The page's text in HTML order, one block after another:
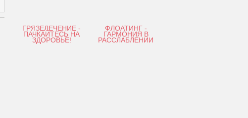
ГРЯЗЕЛЕЧЕНИЕ -
ПАЧКАЙТЕСЬ НА
ЗДОРОВЬЕ!
ФЛОАТИНГ -
ГАРМОНИЯ В
РАССЛАБЛЕНИИ